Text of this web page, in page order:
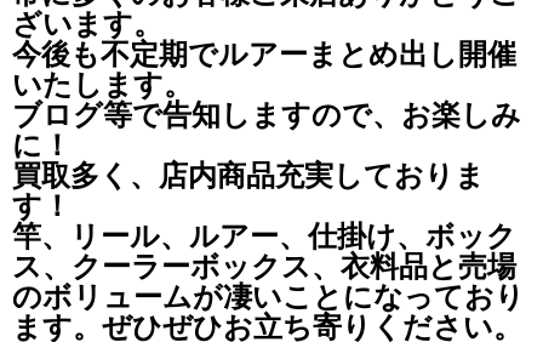
ざいます。
今後も不定期でルアーまとめ出し開催
いたします。
ブログ等で告知しますので、お楽しみ
に！
買取多く、店内商品充実しておりま
す！
竿、リール、ルアー、仕掛け、ボック
ス、クーラーボックス、衣料品と売場
のボリュームが凄いことになっており
ます。ぜひぜひお立ち寄りください。